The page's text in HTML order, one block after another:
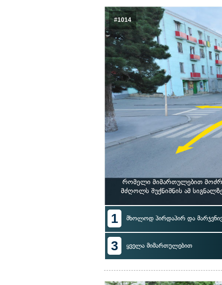
#1014
რომელი მიმართულებით
მძღოლს შუქნიშნის ამ
1 მხოლოდ პირდაპირ და
3 ყველა მიმართულებით